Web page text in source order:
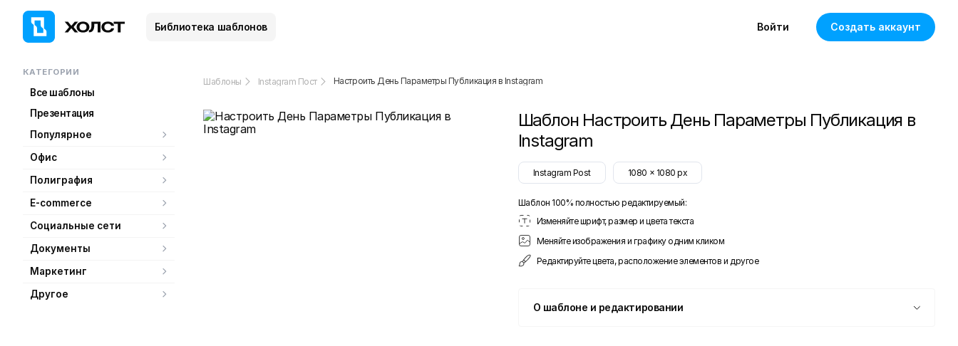
Библиотека шаблонов Войти Создать аккаунт
КАТЕГОРИИ
Все шаблоны
Презентация
Популярное
Офис
Полиграфия
E-commerce
Социальные сети
Документы
Маркетинг
Другое
Шаблоны Instagram Пост Настроить День Параметры Публикация в Instagram
Шаблон Настроить День Параметры Публикация в
Instagram
Instagram Post 1080 x 1080 px
Шаблон 100% полностью редактируемый:
Изменяйте шрифт, размер и цвета текста
Меняйте изображения и графику одним кликом
Редактируйте цвета, расположение элементов и другое
О шаблоне и редактировании